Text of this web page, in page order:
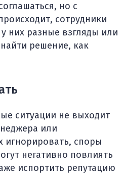
но с
сотрудники
них разные взгляды или
решение, как
ситуации не выходит
или
игнорировать, споры
негативно повлиять
испортить репутацию